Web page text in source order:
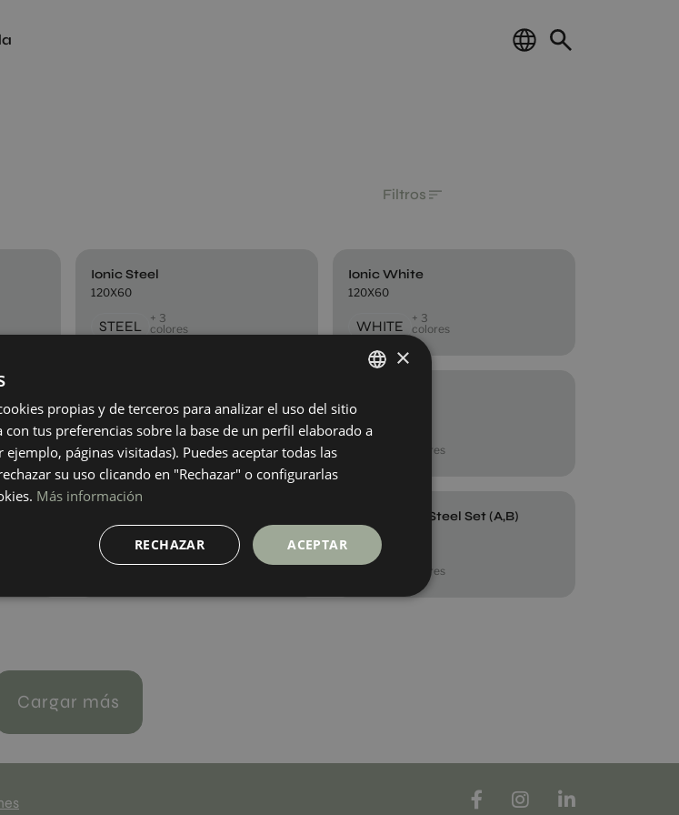
Filtros
Ionic Steel
120X60
STEEL
+ 3
colores
Ionic White
120X60
WHITE
+ 3
colores
45X90
SAND + 2
colores
45X90
colores
120X30
SAND
Dec.impact Steel Set (A,B)
120X30
STEEL
colores
Cargar más
SPANISH
ENGLISH
×
propias y de terceros para analizar el uso del sitio
tus preferencias sobre la base de un perfil elaborado a
páginas visitadas). Puedes aceptar todas las
su uso clicando en "Rechazar" o configurarlas
Más información
ACEPTAR
RECHAZAR